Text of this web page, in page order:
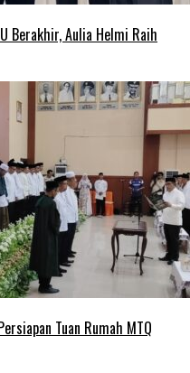
Berakhir, Aulia Helmi Raih
Tuan Rumah MTQ